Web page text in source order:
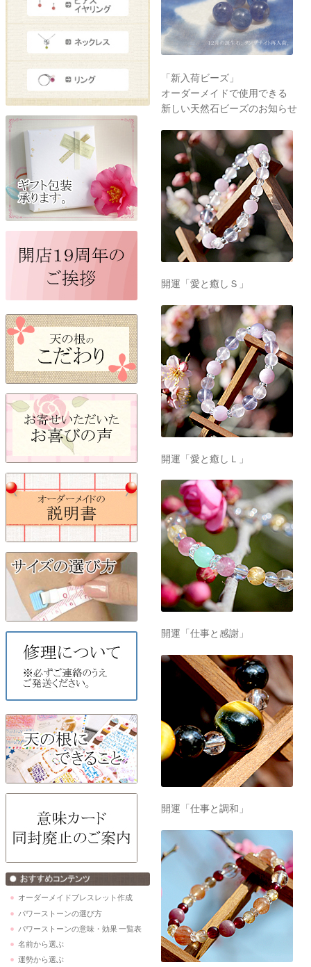
オーダーメイドブレスレット作成
パワーストーンの選び方
パワーストーンの意味・効果 一覧表
名前から選ぶ
運勢から選ぶ
「新入荷ビーズ」
オーダーメイドで使用できる
新しい天然石ビーズのお知らせ
開運「愛と癒しＳ」
開運「愛と癒しＬ」
開運「仕事と感謝」
開運「仕事と調和」